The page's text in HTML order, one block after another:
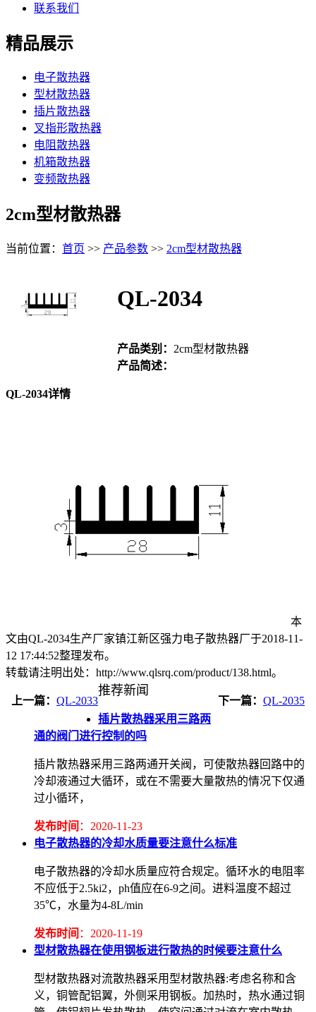
联系我们
精品展示
电子散热器
型材散热器
插片散热器
叉指形散热器
电阻散热器
机箱散热器
变频散热器
2cm型材散热器
当前位置： 首页 >> 产品参数 >> 2cm型材散热器
QL-2034
产品类别： 2cm型材散热器
产品简述：
QL-2034详情
本
文由QL-2034生产厂家镇江新区强力电子散热器厂于2018-11-
12 17:44:52整理发布。
转载请注明出处：http://www.qlsrq.com/product/138.html。
上一篇： QL-2033 下一篇： QL-2035
推荐新闻
插片散热器采用三路两
通的阀门进行控制的吗
插片散热器采用三路两通开关阀，可使散热器回路中的
冷却液通过大循环，或在不需要大量散热的情况下仅通
过小循环，
发布时间 ：2020-11-23
电子散热器的冷却水质量要注意什么标准
电子散热器的冷却水质量应符合规定。循环水的电阻率
不应低于2.5ki2，ph值应在6-9之间。进料温度不超过
35℃，水量为4-8L/min
发布时间 ：2020-11-19
型材散热器在使用钢板进行散热的时候要注意什么
型材散热器对流散热器采用型材散热器:考虑名称和含
义，铜管配铝翼，外侧采用钢板。加热时，热水通过铜